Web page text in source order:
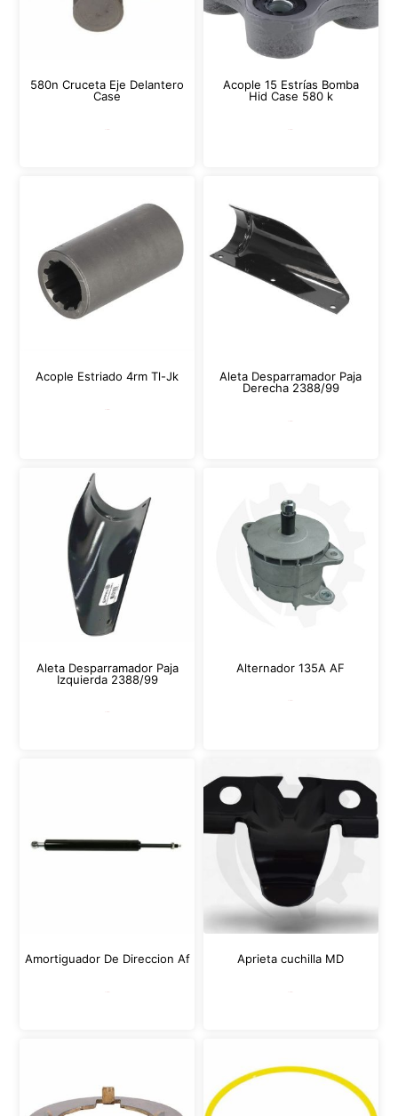
580n Cruceta Eje Delantero
Case
Acople 15 Estrías Bomba
Hid Case 580 k
Acople Estriado 4rm Tl-Jk
Aleta Desparramador Paja
Derecha 2388/99
Aleta Desparramador Paja
Izquierda 2388/99
Alternador 135A AF
Amortiguador De Direccion Af Aprieta cuchilla MD